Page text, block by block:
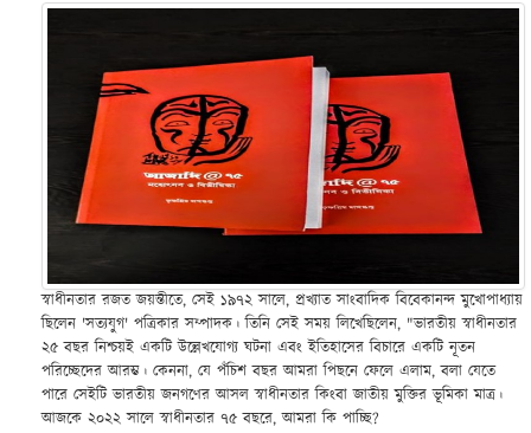
স্বাধীনতার রজত জয়ন্তীতে, সেই ১৯৭২ সালে, প্রখ্যাত সাংবাদিক বিবেকানন্দ মুখোপাধ্যায়
ছিলেন 'সত্যযুগ' পত্রিকার সম্পাদক। তিনি সেই সময় লিখেছিলেন, "ভারতীয় স্বাধীনতার
২৫ বছর নিশ্চয়ই একটি উল্লেখযোগ্য ঘটনা এবং ইতিহাসের বিচারে একটি নূতন
পরিচ্ছেদের আরম্ভ। কেননা, যে পঁচিশ বছর আমরা পিছনে ফেলে এলাম, বলা যেতে
পারে সেইটি ভারতীয় জনগণের আসল স্বাধীনতার কিংবা জাতীয় মুক্তির ভূমিকা মাত্র।
আজকে ২০২২ সালে স্বাধীনতার ৭৫ বছরে, আমরা কি পাচ্ছি?